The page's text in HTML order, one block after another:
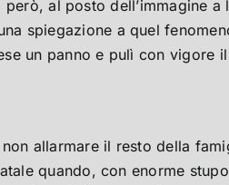
al posto dell’immagine a
spiegazione a quel
un panno e pulì con vigore
allarmare il resto della
quando, con enorme